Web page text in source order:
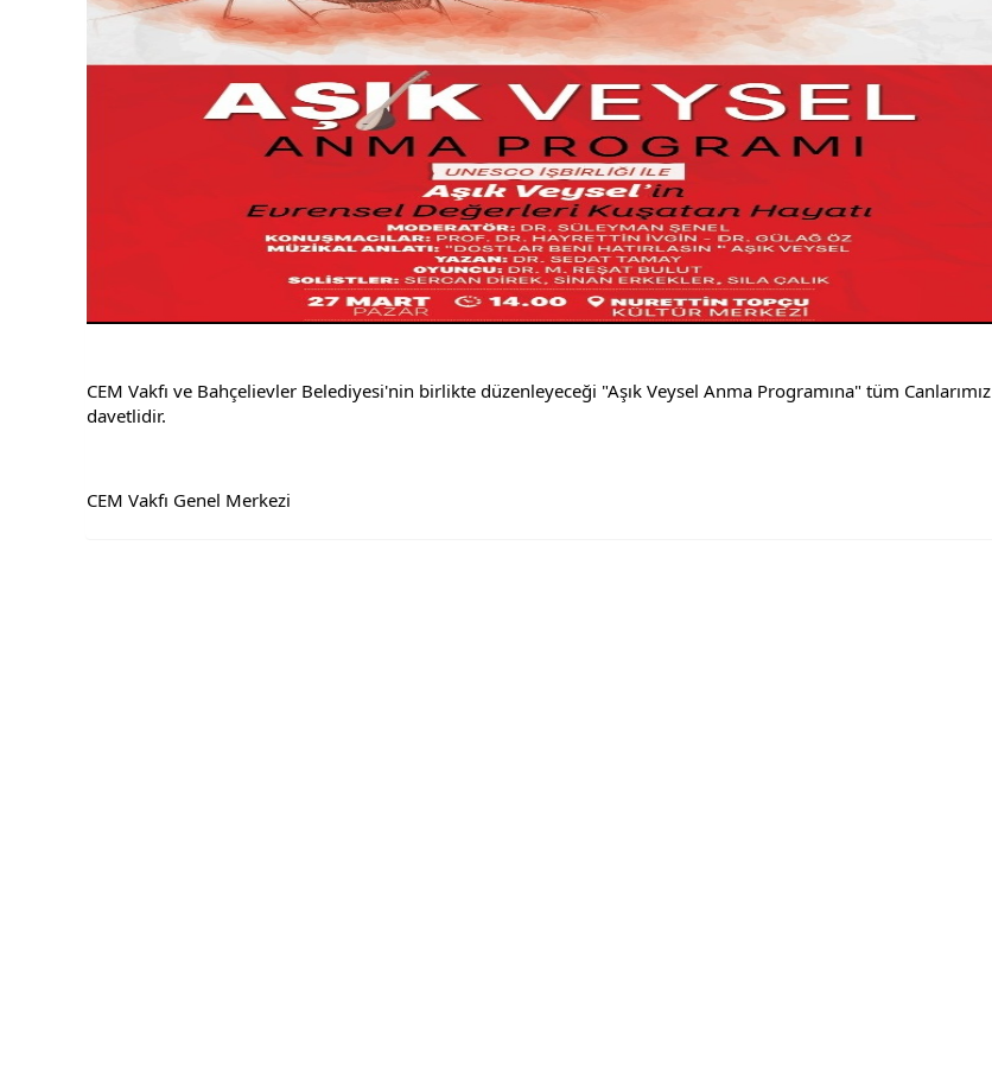
CEM Vakfı ve Bahçelievler Belediyesi'nin birlikte düzenleyeceği "Aşık Veysel Anma Programına" tüm Canlarımız
davetlidir.
CEM Vakfı Genel Merkezi